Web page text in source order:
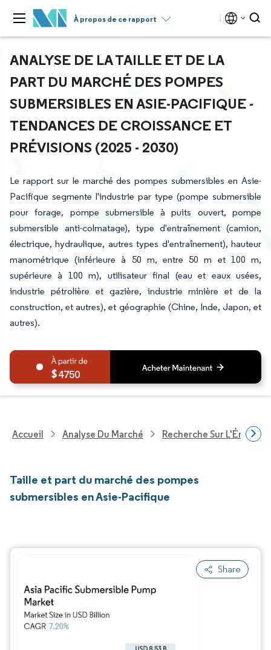
À propos de ce rapport
ANALYSE DE LA TAILLE ET DE LA
PART DU MARCHÉ DES POMPES
SUBMERSIBLES EN ASIE-PACIFIQUE -
TENDANCES DE CROISSANCE ET
PRÉVISIONS (2025 - 2030)
Le rapport sur le marché des pompes submersibles en Asie-
Pacifique segmente l'industrie par type (pompe submersible
pour forage, pompe submersible à puits ouvert, pompe
submersible anti-colmatage), type d'entraînement (camion,
électrique, hydraulique, autres types d'entraînement), hauteur
manométrique (inférieure à 50 m, entre 50 m et 100 m,
supérieure à 100 m), utilisateur final (eau et eaux usées,
industrie pétrolière et gazière, industrie minière et de la
construction, et autres), et géographie (Chine, Inde, Japon, et
autres).
4750
Accueil Analyse Du Marché Recherche Sur
Taille et part du marché des pompes
submersibles en Asie-Pacifique
Share